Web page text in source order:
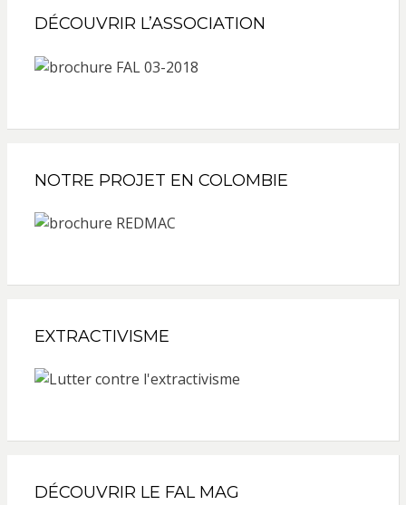
DÉCOUVRIR L’ASSOCIATION
NOTRE PROJET EN COLOMBIE
EXTRACTIVISME
DÉCOUVRIR LE FAL MAG